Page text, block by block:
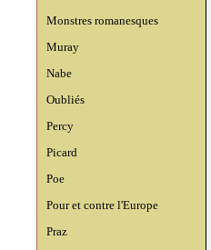
Monstres romanesques
Muray
Nabe
Oubliés
Percy
Picard
Poe
Pour et contre l'Europe
Praz